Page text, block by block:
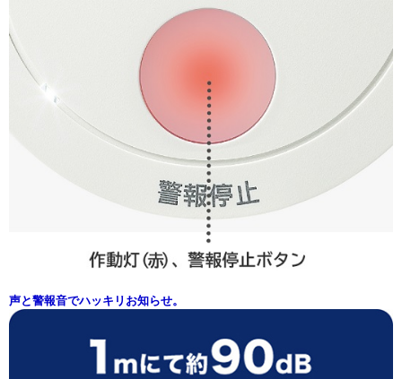
声と警報音でハッキリお知らせ。